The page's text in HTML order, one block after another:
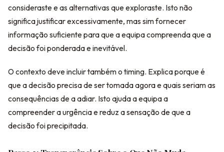
consideraste e as alternativas que exploraste. Isto não
significa justificar excessivamente, mas sim fornecer
informação suficiente para que a equipa compreenda que a
decisão foi ponderada e inevitável.
O contexto deve incluir também o timing. Explica porque é
que a decisão precisa de ser tomada agora e quais seriam as
consequências de a adiar. Isto ajuda a equipa a
compreender a urgência e reduz a sensação de que a
decisão foi precipitada.